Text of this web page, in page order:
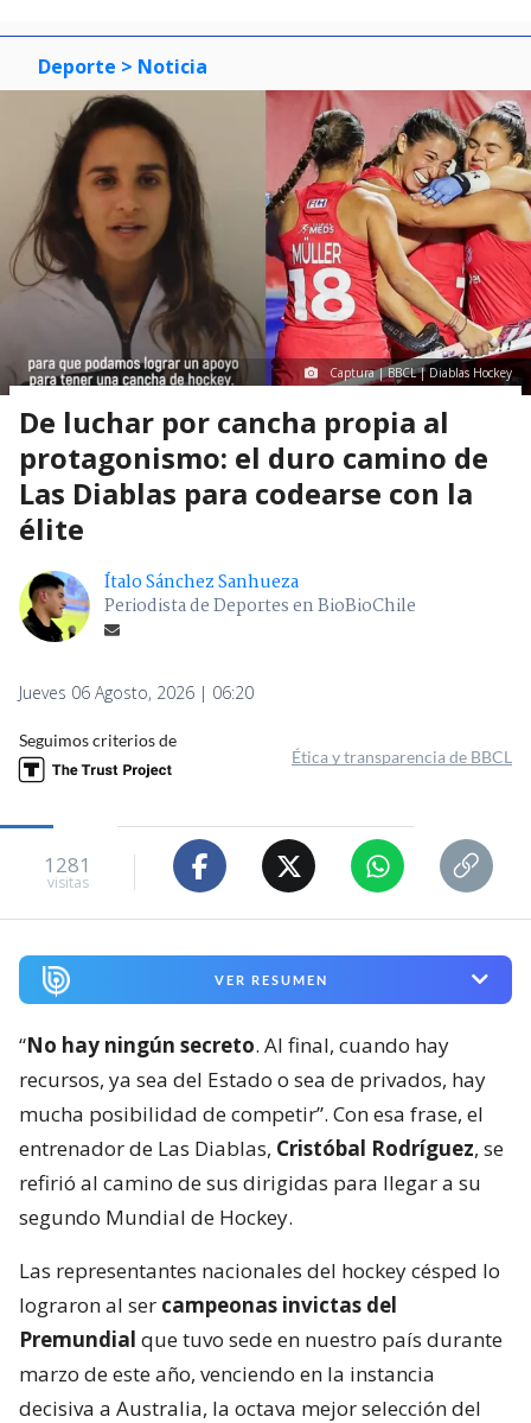
Deporte > Noticia
Captura | BBCL | Diablas Hockey
De luchar por cancha propia al
protagonismo: el duro camino de
Las Diablas para codearse con la
élite
Ítalo Sánchez Sanhueza
Periodista de Deportes en BioBioChile
Jueves 06 Agosto, 2026 | 06:20
Seguimos criterios de
Ética y transparencia de BBCL
1281
visitas
VER RESUMEN
“No hay ningún secreto. Al final, cuando hay
recursos, ya sea del Estado o sea de privados, hay
mucha posibilidad de competir”. Con esa frase, el
entrenador de Las Diablas, Cristóbal Rodríguez, se
refirió al camino de sus dirigidas para llegar a su
segundo Mundial de Hockey.
Las representantes nacionales del hockey césped lo
lograron al ser campeonas invictas del
Premundial que tuvo sede en nuestro país durante
marzo de este año, venciendo en la instancia
decisiva a Australia, la octava mejor selección del